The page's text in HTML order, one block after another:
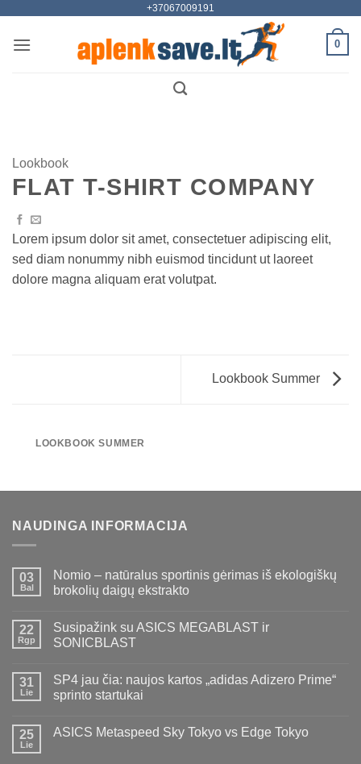
content
+37067009191
0
Lookbook
FLAT T-SHIRT COMPANY
Lorem ipsum dolor sit amet, consectetuer adipiscing elit,
sed diam nonummy nibh euismod tincidunt ut laoreet
dolore magna aliquam erat volutpat.
Lookbook Summer
LOOKBOOK SUMMER
NAUDINGA INFORMACIJA
03
Bal
Nomio – natūralus sportinis gėrimas iš ekologiškų
brokolių daigų ekstrakto
22
Rgp
Susipažink su ASICS MEGABLAST ir
SONICBLAST
31
Lie
SP4 jau čia: naujos kartos „adidas Adizero Prime“
sprinto startukai
25
Lie
ASICS Metaspeed Sky Tokyo vs Edge Tokyo